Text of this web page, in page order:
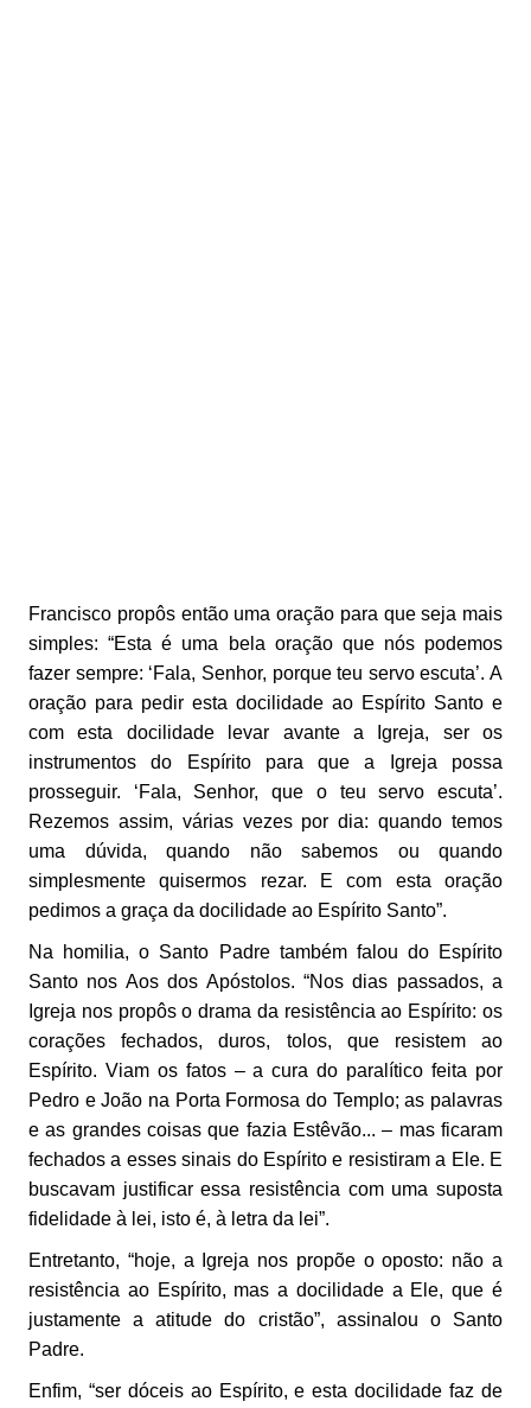
Francisco propôs então uma oração para que seja mais
simples: “Esta é uma bela oração que nós podemos
fazer sempre: ‘Fala, Senhor, porque teu servo escuta’. A
oração para pedir esta docilidade ao Espírito Santo e
com esta docilidade levar avante a Igreja, ser os
instrumentos do Espírito para que a Igreja possa
prosseguir. ‘Fala, Senhor, que o teu servo escuta’.
Rezemos assim, várias vezes por dia: quando temos
uma dúvida, quando não sabemos ou quando
simplesmente quisermos rezar. E com esta oração
pedimos a graça da docilidade ao Espírito Santo”.
Na homilia, o Santo Padre também falou do Espírito
Santo nos Aos dos Apóstolos. “Nos dias passados, a
Igreja nos propôs o drama da resistência ao Espírito: os
corações fechados, duros, tolos, que resistem ao
Espírito. Viam os fatos – a cura do paralítico feita por
Pedro e João na Porta Formosa do Templo; as palavras
e as grandes coisas que fazia Estêvão... – mas ficaram
fechados a esses sinais do Espírito e resistiram a Ele. E
buscavam justificar essa resistência com uma suposta
fidelidade à lei, isto é, à letra da lei”.
Entretanto, “hoje, a Igreja nos propõe o oposto: não a
resistência ao Espírito, mas a docilidade a Ele, que é
justamente a atitude do cristão”, assinalou o Santo
Padre.
Enfim, “ser dóceis ao Espírito, e esta docilidade faz de